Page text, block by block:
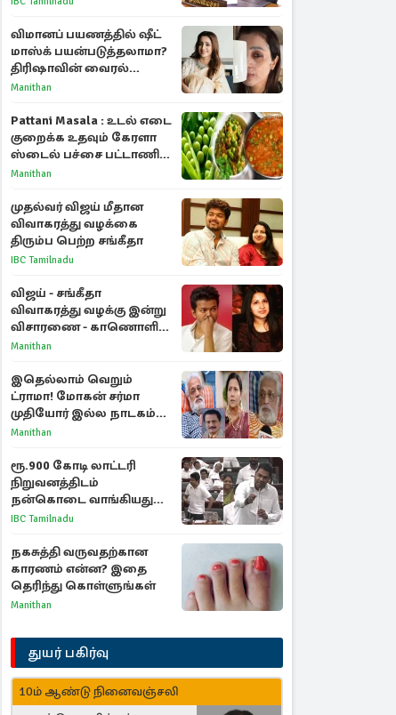
விமானப் பயணத்தில் ஷீட்
மாஸ்க் பயன்படுத்தலாமா?
திரிஷாவின் வைரல்
செல்ஃபிக்கு மருத்துவர்
Manithan
Pattani Masala : உடல் எடை
குறைக்க உதவும் கேரளா
ஸ்டைல் பச்சை பட்டாணி
கிரேவி
Manithan
முதல்வர் விஜய் மீதான
விவாகரத்து வழக்கை
திரும்ப பெற்ற சங்கீதா
IBC Tamilnadu
விஜய் - சங்கீதா
விவாகரத்து வழக்கு இன்று
விசாரணை - காணொளி
மூலம் ஆஜராக வாய்ப்பு
Manithan
இதெல்லாம் வெறும்
ட்ராமா! மோகன் சர்மா
முதியோர் இல்ல நாடகம்
குறித்து குட்டி பத்மினி
Manithan
ரூ.900 கோடி லாட்டரி
நிறுவனத்திடம்
நன்கொடை வாங்கியது
ஏன்? உதயநிதி - ஆதவ்
IBC Tamilnadu
நகசுத்தி வருவதற்கான
காரணம் என்ன? இதை
தெரிந்து கொள்ளுங்கள்
Manithan
துயர் பகிர்வு
10ம் ஆண்டு நினைவஞ்சலி